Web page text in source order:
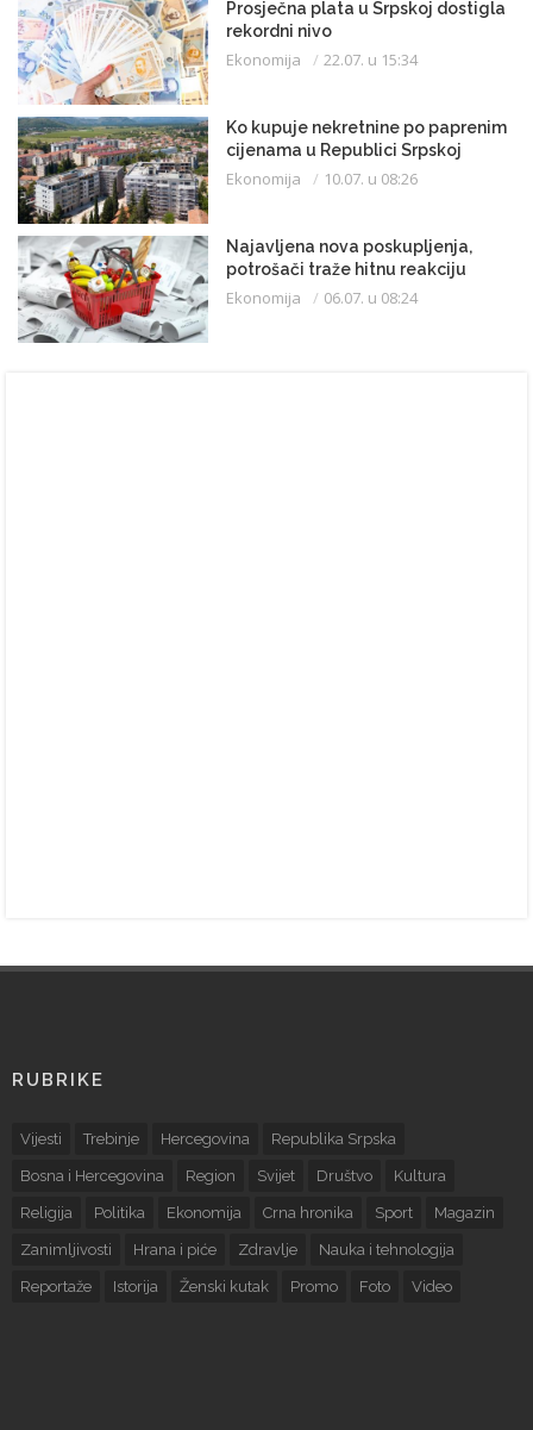
Prosječna plata u Srpskoj dostigla
rekordni nivo
Ekonomija 22.07. u 15:34
Ko kupuje nekretnine po paprenim
cijenama u Republici Srpskoj
Ekonomija 10.07. u 08:26
Najavljena nova poskupljenja,
potrošači traže hitnu reakciju
Ekonomija 06.07. u 08:24
RUBRIKE
Vijesti Trebinje Hercegovina Republika Srpska
Bosna i Hercegovina Region Svijet Društvo Kultura
Religija Politika Ekonomija Crna hronika Sport Magazin
Zanimljivosti Hrana i piće Zdravlje Nauka i tehnologija
Reportaže Istorija Ženski kutak Promo Foto Video